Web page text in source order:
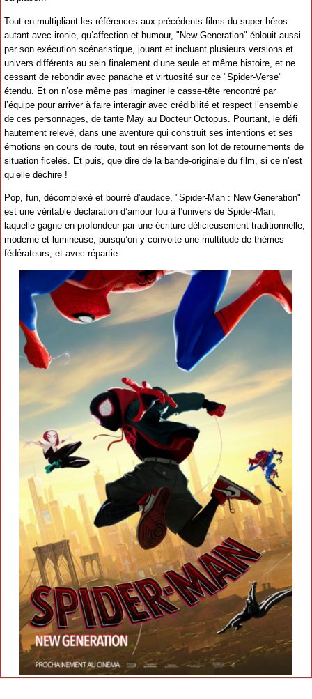
Tout en multipliant les références aux précédents films du super-héros
autant avec ironie, qu’affection et humour, "New Generation" éblouit aussi
par son exécution scénaristique, jouant et incluant plusieurs versions et
univers différents au sein finalement d’une seule et même histoire, et ne
cessant de rebondir avec panache et virtuosité sur ce "Spider-Verse"
étendu. Et on n’ose même pas imaginer le casse-tête rencontré par
l’équipe pour arriver à faire interagir avec crédibilité et respect l’ensemble
de ces personnages, de tante May au Docteur Octopus. Pourtant, le défi
hautement relevé, dans une aventure qui construit ses intentions et ses
émotions en cours de route, tout en réservant son lot de retournements de
situation ficelés. Et puis, que dire de la bande-originale du film, si ce n’est
qu’elle déchire !
Pop, fun, décomplexé et bourré d’audace, "Spider-Man : New Generation"
est une véritable déclaration d’amour fou à l’univers de Spider-Man,
laquelle gagne en profondeur par une écriture délicieusement traditionnelle,
moderne et lumineuse, puisqu’on y convoite une multitude de thèmes
fédérateurs, et avec répartie.